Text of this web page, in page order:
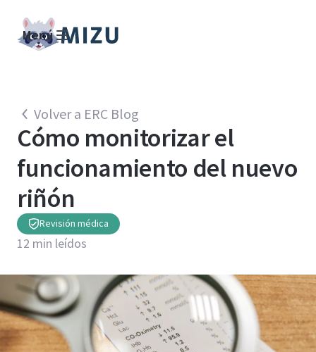
Menú
Volver a ERC Blog
Cómo monitorizar el
funcionamiento del nuevo
riñón
Revisión médica
12 min leídos